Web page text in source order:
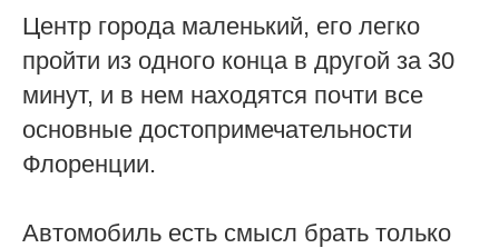
Центр города маленький, его легко
пройти из одного конца в другой за 30
минут, и в нем находятся почти все
основные достопримечательности
Флоренции.
Автомобиль есть смысл брать только